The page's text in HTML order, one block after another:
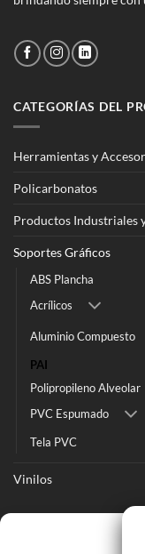
CATEGORÍAS DEL
Herramientas y
Policarbonatos
Productos Industriales
Soportes Gráficos
ABS Plancha
Acrílicos
Aluminio Compuesto
PAI
Polipropileno Alveolar
PVC Espumado
Tela PVC
Vinilos